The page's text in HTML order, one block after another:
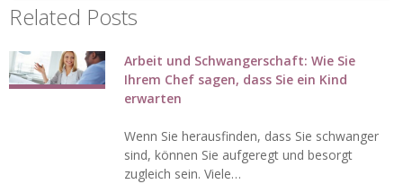
Related Posts
Arbeit und Schwangerschaft: Wie Sie
Ihrem Chef sagen, dass Sie ein Kind
erwarten
Wenn Sie herausfinden, dass Sie schwanger
sind, können Sie aufgeregt und besorgt
zugleich sein. Viele…